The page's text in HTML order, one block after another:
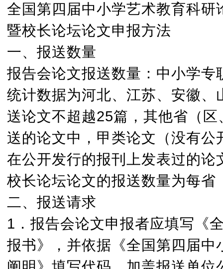
全国第四届中小学艺术教育科研
暨校长论坛论文申报方法
一、报送数量
报告会论文报送数量：中小学
统计数据为河北、江苏、安徽
送论文不超越25篇，其他省（
送的论文中，甲类论文（没有
在公开发行的报刊上发表过的
校长论坛论文的报送数量为每省
二、报送请求
1．报告会论文申报者应填写《
报书》，并依据《全国第四届